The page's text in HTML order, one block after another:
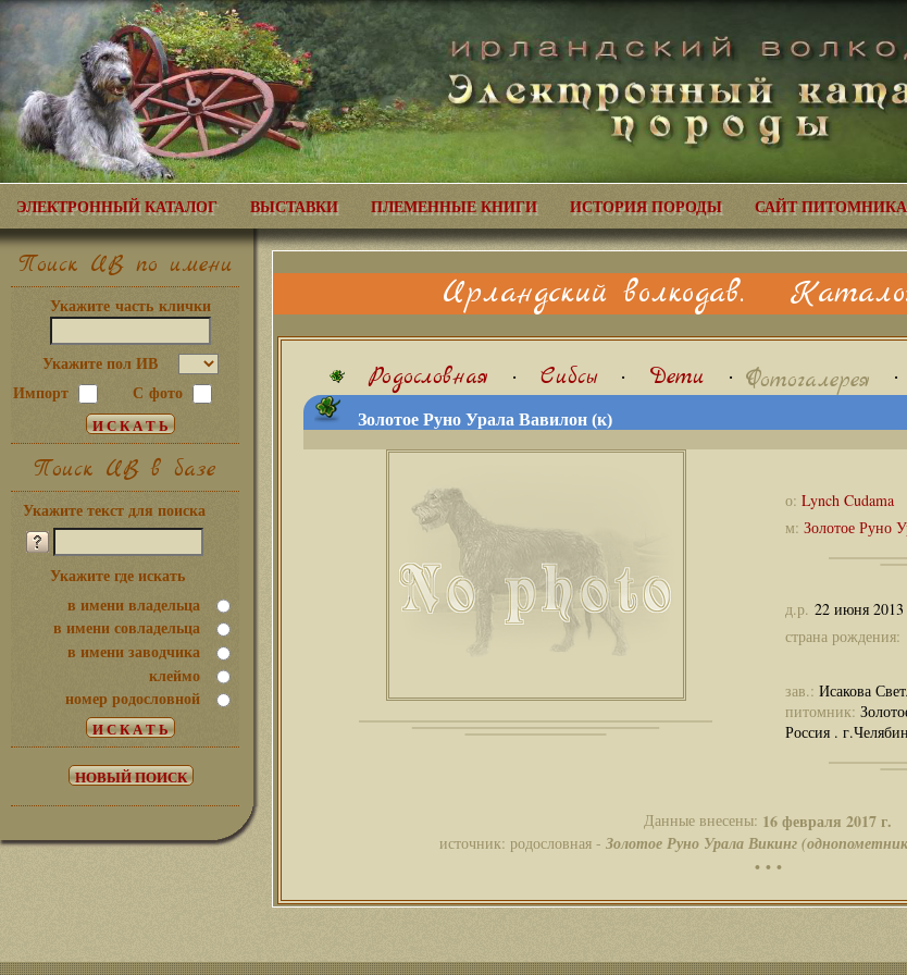
ЭЛЕКТРОННЫЙ КАТАЛОГ ВЫСТАВКИ ПЛЕМЕННЫЕ КНИГИ ИСТОРИЯ ПОРОДЫ САЙТ ПИТОМНИКА
Поиск ИВ по имени
Укажите часть клички
Укажите пол ИВ
Импорт
С фото
Поиск ИВ в базе
Укажите текст для поиска
Укажите где искать
в имени владельца
в имени совладельца
в имени заводчика
клеймо
номер родословной
Ирландский волкодав. Каталог
Родословная • Сибсы• Дети • Фотогалерея •
Золотое Руно Урала Вавилон (к)
о: Lynch Cudama
м: Золотое Руно
д.р. 22 июня 2013
страна рождения:
зав.: Исакова
питомник:
Россия .
Данные внесены: 16 февраля 2017 г.
источник: родословная - Золотое Руно Урала Викинг
• • •